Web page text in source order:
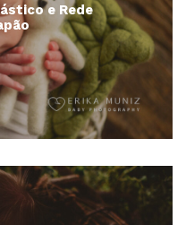
e Rede